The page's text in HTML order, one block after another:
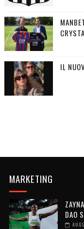
IL
MARKETING
DAO